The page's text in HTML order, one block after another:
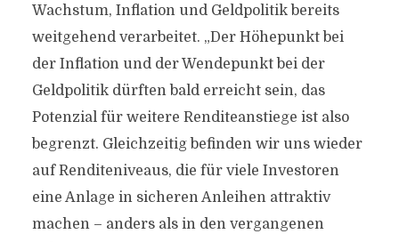
Wachstum, Inflation und Geldpolitik bereits
weitgehend verarbeitet. „Der Höhepunkt bei
der Inflation und der Wendepunkt bei der
Geldpolitik dürften bald erreicht sein, das
Potenzial für weitere Renditeanstiege ist also
begrenzt. Gleichzeitig befinden wir uns wieder
auf Renditeniveaus, die für viele Investoren
eine Anlage in sicheren Anleihen attraktiv
machen – anders als in den vergangenen